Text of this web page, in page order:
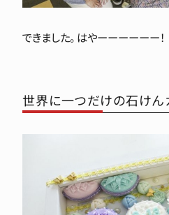
できました。 はやーーーーーー！
世界に一つだけの石けん